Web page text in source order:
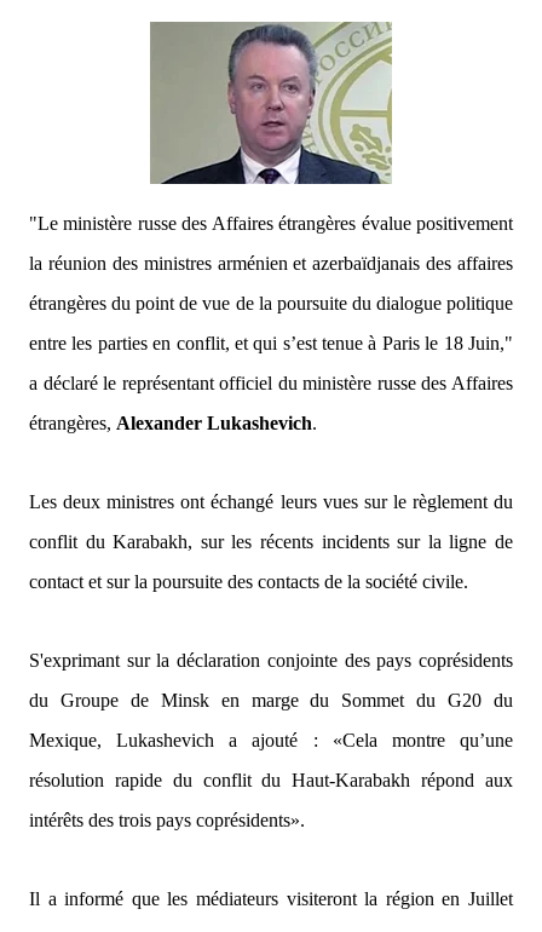
"Le ministère russe des Affaires étrangères évalue positivement
la réunion des ministres arménien et azerbaïdjanais des affaires
étrangères du point de vue de la poursuite du dialogue politique
entre les parties en conflit, et qui s’est tenue à Paris le 18 Juin,"
a déclaré le représentant officiel du ministère russe des Affaires
étrangères, Alexander Lukashevich.
Les deux ministres ont échangé leurs vues sur le règlement du
conflit du Karabakh, sur les récents incidents sur la ligne de
contact et sur la poursuite des contacts de la société civile.
S'exprimant sur la déclaration conjointe des pays coprésidents
du Groupe de Minsk en marge du Sommet du G20 du
Mexique, Lukashevich a ajouté : «Cela montre qu’une
résolution rapide du conflit du Haut-Karabakh répond aux
intérêts des trois pays coprésidents».
Il a informé que les médiateurs visiteront la région en Juillet